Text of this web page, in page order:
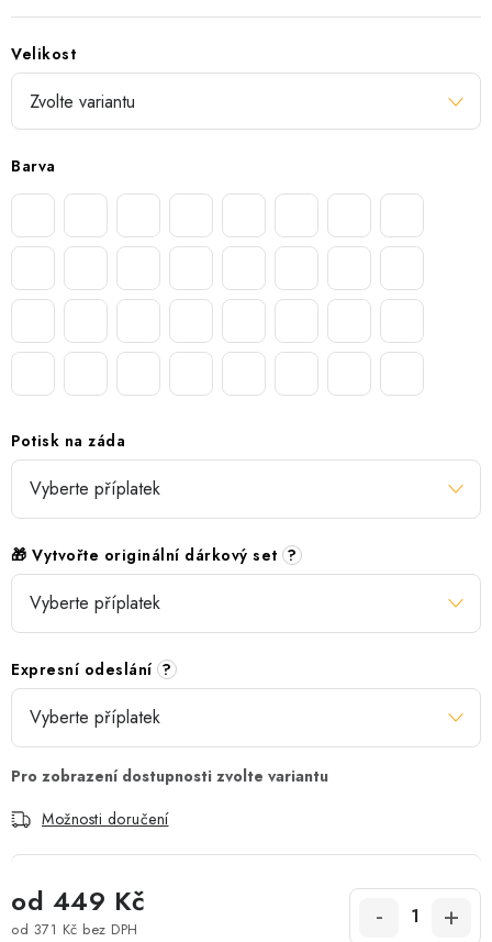
Velikost
Barva
Potisk na záda
🎁 Vytvořte originální dárkový set ?
Expresní odeslání ?
Možnosti doručení
od 449 Kč
od 371 Kč bez DPH